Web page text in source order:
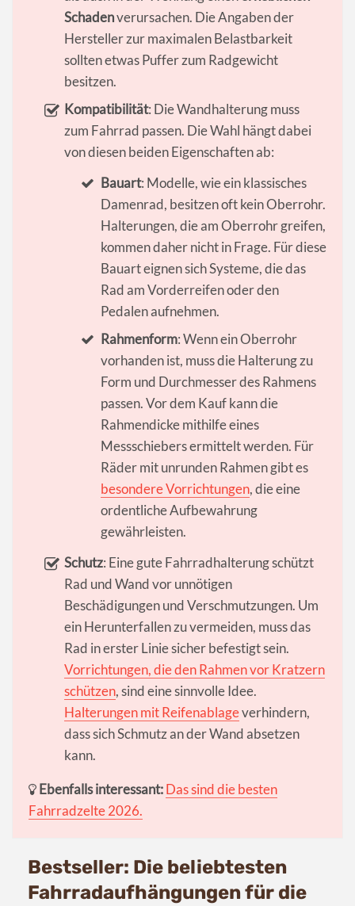
Schadenverursachen. Die Angaben der
Hersteller zur maximalen Belastbarkeit
sollten etwas Puffer zum Radgewicht
besitzen.
Kompatibilität: Die Wandhalterung muss
zum Fahrrad passen. Die Wahl hängt dabei
von diesen beiden Eigenschaften ab:
Bauart: Modelle, wie ein klassisches
Damenrad, besitzen oft kein Oberrohr.
Halterungen, die am Oberrohr greifen,
kommen daher nicht in Frage. Für diese
Bauart eignen sich Systeme, die das
Rad am Vorderreifen oder den
Pedalen aufnehmen.
Rahmenform: Wenn ein Oberrohr
vorhanden ist, muss die Halterung zu
Form und Durchmesser des Rahmens
passen. Vor dem Kauf kann die
Rahmendicke mithilfe eines
Messschiebers ermittelt werden. Für
Räder mit unrunden Rahmen gibt es
besondere Vorrichtungen, die eine
ordentliche Aufbewahrung
gewährleisten.
Schutz: Eine gute Fahrradhalterung schützt
Rad und Wand vor unnötigen
Beschädigungen und Verschmutzungen. Um
ein Herunterfallen zu vermeiden, muss das
Rad in erster Linie sicher befestigt sein.
Vorrichtungen, die den Rahmen vor Kratzern
schützen, sind eine sinnvolle Idee.
Halterungen mit Reifenablageverhindern,
dass sich Schmutz an der Wand absetzen
kann.
Ebenfalls interessant:Das sind die besten
Fahrradzelte 2026.
Bestseller: Die beliebtesten
Fahrradaufhängungen für die